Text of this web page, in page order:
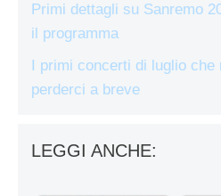
Primi dettagli su Sanremo
il programma
I primi concerti di luglio che
perderci a breve
LEGGI ANCHE: